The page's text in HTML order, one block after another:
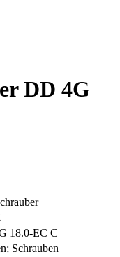
DD 4G
18.0-EC C
Schrauben